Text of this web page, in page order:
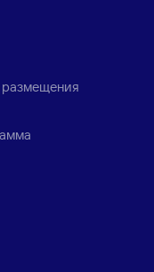
размещения